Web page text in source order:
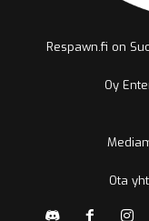
Respawn.fi on
Oy
Ota